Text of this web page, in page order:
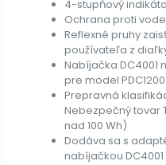
4-stupňový
Ochrana proti
Reflexné pruhy
používateľa z
Nabíjačka DC4001
pre model PDC1200
Prepravná
Nebezpečný tovar
nad 100 Wh)
Dodáva sa s
nabíjačkou DC4001